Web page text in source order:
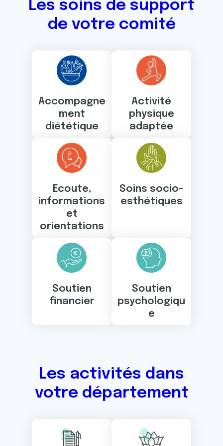
Les soins de support
de votre comité
Accompagne
ment
diététique
Activité
physique
adaptée
Ecoute,
informations
et
orientations
Soins socio-
esthétiques
Soutien
financier
Soutien
psychologiqu
e
Les activités dans
votre département